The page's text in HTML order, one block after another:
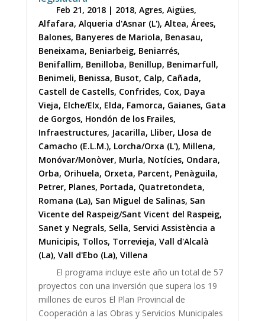
Feb 21, 2018| 2018, Agres, Aigües,
Alfafara, Alqueria d'Asnar (L'), Altea, Árees,
Balones, Banyeres de Mariola, Benasau,
Beneixama, Beniarbeig, Beniarrés,
Benifallim, Benilloba, Benillup, Benimarfull,
Benimeli, Benissa, Busot, Calp, Cañada,
Castell de Castells, Confrides, Cox, Daya
Vieja, Elche/Elx, Elda, Famorca, Gaianes, Gata
de Gorgos, Hondón de los Frailes,
Infraestructures, Jacarilla, Lliber, Llosa de
Camacho (E.L.M.), Lorcha/Orxa (L'), Millena,
Monóvar/Monòver, Murla, Notícies, Ondara,
Orba, Orihuela, Orxeta, Parcent, Penàguila,
Petrer, Planes, Portada, Quatretondeta,
Romana (La), San Miguel de Salinas, San
Vicente del Raspeig/Sant Vicent del Raspeig,
Sanet y Negrals, Sella, Servici Assistència a
Municipis, Tollos, Torrevieja, Vall d'Alcalà
(La), Vall d'Ebo (La), Villena
El programa incluye este año un total de 57
proyectos con una inversión que supera los 19
millones de euros El Plan Provincial de
Cooperación a las Obras y Servicios Municipales